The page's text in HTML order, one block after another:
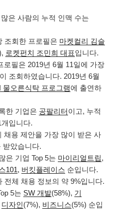
은 사람의 누적 인맥 수는
조회한 프로필은 마켓컬리 김슬
로켓펀치 조민희 대표입니다.
로필은 2019년 6월 11일에 가장
조회하였습니다. 2019년 6월
물오른식탁 프로그램에 출연하
한 기업은 공팔리터이고, 누적
입니다.
채용 제안을 가장 많이 받은 사
받았습니다.
은 기업 Top 5는 마이리얼트립,
101, 버킷플레이스 순입니다.
전체 채용 정보의 약 9%입니다.
5는 SW 개발(58%), 기
디자인(7%), 비즈니스(5%) 순입